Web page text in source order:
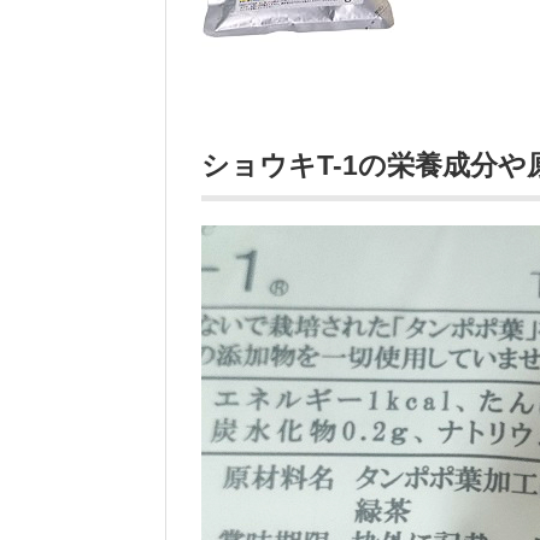
ショウキT-1の栄養成分や